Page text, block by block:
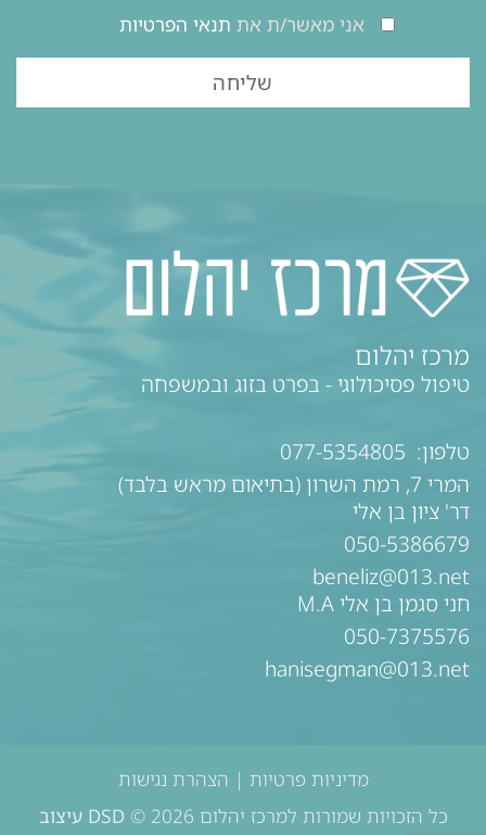
אני מאשר/ת את תנאי הפרטיות
מרכז יהלום
טיפול פסיכולוגי - בפרט בזוג ובמשפחה
טלפון: 077-5354805
המרי 7, רמת השרון (בתיאום מראש בלבד)
דר' ציון בן אלי
050-5386679
beneliz@013.net
חני סגמן בן אלי M.A
050-7375576
hanisegman@013.net
מדיניות פרטיות| הצהרת נגישות
כל הזכויות שמורות למרכז יהלום 2026 ©
DSD עיצוב